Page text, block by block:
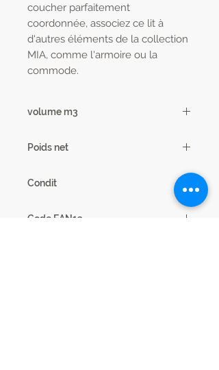
coucher parfaitement
coordonnée, associez ce lit à
d'autres éléments de la collection
MIA, comme l'armoire ou la
commode.
volume m3
Poids net
Condit
Code EAN13